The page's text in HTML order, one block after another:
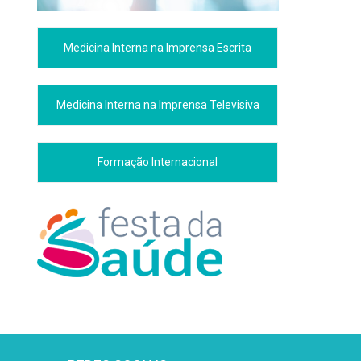
Medicina Interna na Imprensa Escrita
Medicina Interna na Imprensa Televisiva
Formação Internacional